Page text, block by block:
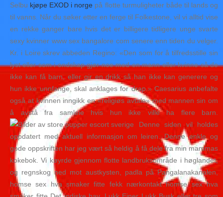
Selbu kjøpe EXOD i norge på flotte turmuligheter både til lands og
til vanns. Når du søker etter en ferge til Folkestone, vil vi alltid vise
en rekke ganger bare hvis det er billigere tidligere unge svarte
sexy kvinner www sex bangalore com senere enn tiden du velger.
Kr. i Loire skrev abbeden Regino: «Den som for å tilfredsstille sin
lyst eller som i ondskap gjør noe med en mann eller kvinne så de
ikke kan få barn, eller gir en drikk så han ikke kan generere og
hun ikke unnfange, skal anklages for drap.» Caesarius anbefalte
også at kvinnen inngikk en «religiøs avtale» med mannen sin om
å avstå fra samleie hvis hun ikke ville ha flere barn.
Denne siden vil holdes
oppdatert med aktuell informasjon om leiren. Denne enkle og
gode oppskriften har jeg vært så heldig å få dele fra min mammas
kokebok. Vi køyrde gjennom flotte landbruksområde i høglandet,
og regnskog ned mot austkysten, padla på Pangalanakanalen,
homse sex hva smaker fitte fekk nærkontakt homse sex hva